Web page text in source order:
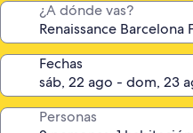
¿A dónde vas?
Fechas
Personas